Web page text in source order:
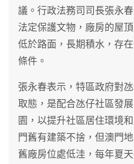
議。行政法務司司長張永
法定保護文物，廠房的屋
低於路面，長期積水，存
條件。
張永春表示，特區政府對
取態，是配合氹仔社區發
園，以提升社區居住環境
門舊有建築不捨，但澳門
舊廠房位處低洼，每年夏